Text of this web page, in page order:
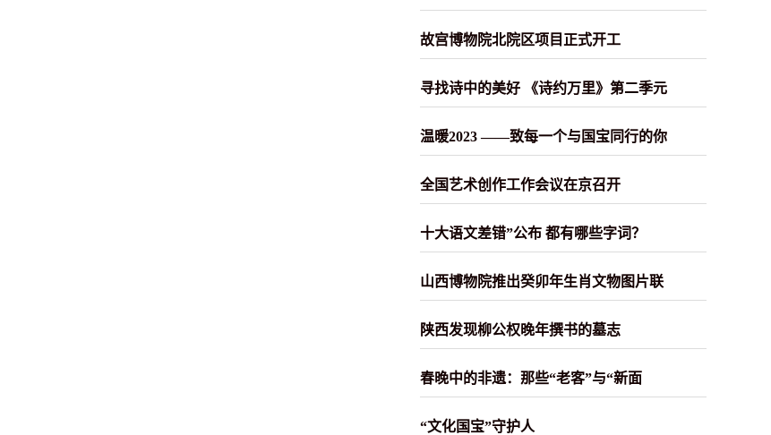
故宫博物院北院区项目正式开工
寻找诗中的美好 《诗约万里》第二季元
温暖2023 ——致每一个与国宝同行的你
全国艺术创作工作会议在京召开
十大语文差错”公布 都有哪些字词？
山西博物院推出癸卯年生肖文物图片联
陕西发现柳公权晚年撰书的墓志
春晚中的非遗：那些“老客”与“新面
“文化国宝”守护人